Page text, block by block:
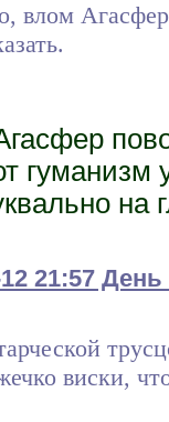
влом
на
21:57
виски,